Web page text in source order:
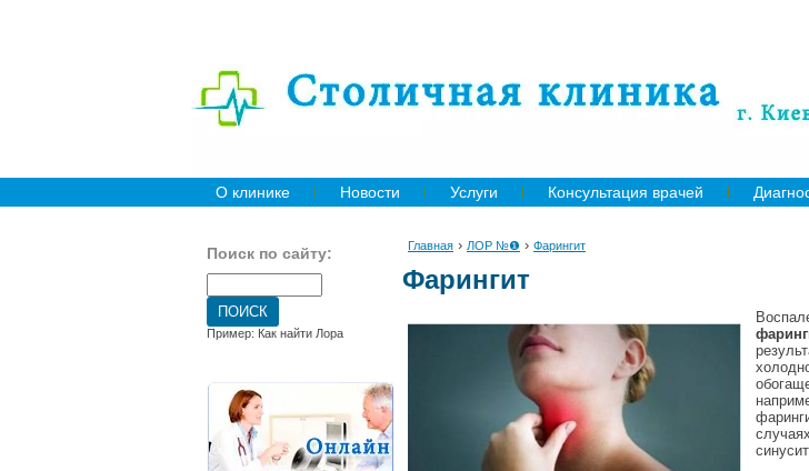
О клинике Новости Услуги Консультация врачей
Поиск по сайту:
Пример: Как найти Лора
Главная › ЛОР №❶ › Фарингит
Фарингит